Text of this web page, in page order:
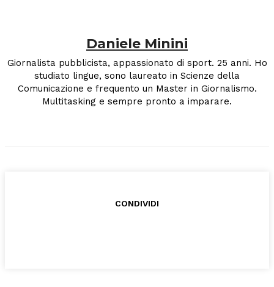
Daniele Minini
Giornalista pubblicista, appassionato di sport. 25 anni. Ho
studiato lingue, sono laureato in Scienze della
Comunicazione e frequento un Master in Giornalismo.
Multitasking e sempre pronto a imparare.
CONDIVIDI